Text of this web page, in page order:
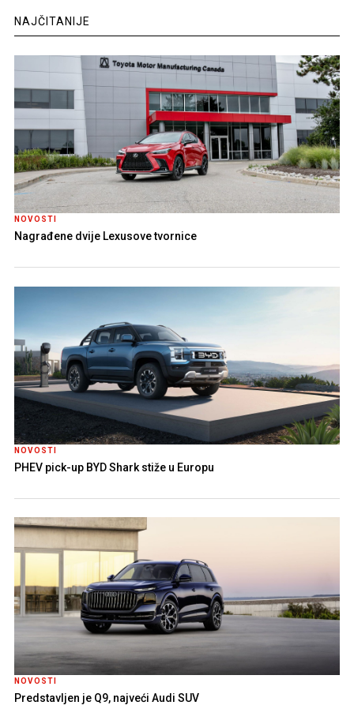
NAJČITANIJE
NOVOSTI
Nagrađene dvije Lexusove tvornice
NOVOSTI
PHEV pick-up BYD Shark stiže u Europu
NOVOSTI
Predstavljen je Q9, najveći Audi SUV